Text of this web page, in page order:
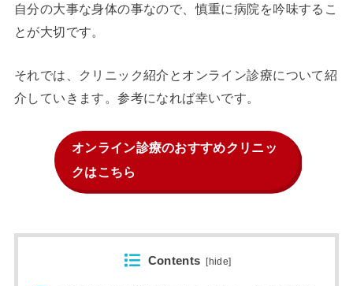
自分の大事な身体の事なので、慎重に病院を吟味するこ
とが大切です。
それでは、クリニック紹介とオンライン診療について紹
介していきます。参考になれば幸いです。
オンライン診療のおすすめクリニッ
クはこちら
Contents [hide]